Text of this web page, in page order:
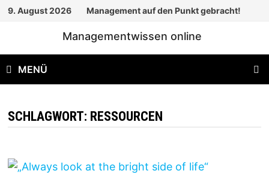
Zum
9. August 2026 Management auf den Punkt gebracht!
Managementwissen online
MENÜ
SCHLAGWORT: RESSOURCEN